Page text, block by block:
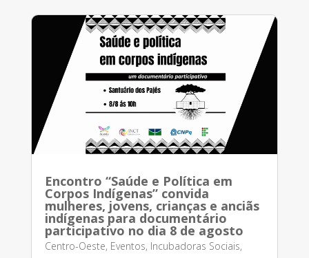
Encontro “Saúde e Política em
Corpos Indígenas” convida
mulheres, jovens, crianças e anciãs
indígenas para documentário
participativo no dia 8 de agosto
Centro-Oeste, Eventos, Incubadoras Sociais,